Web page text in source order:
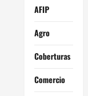
AFIP
Agro
Coberturas
Comercio